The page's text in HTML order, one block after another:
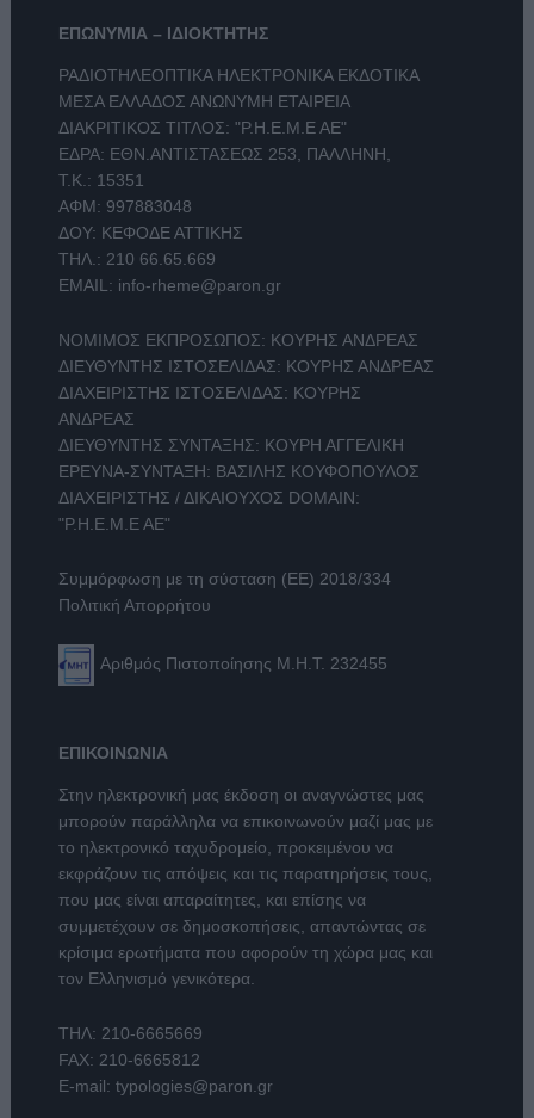
ΕΠΩΝΥΜΙΑ – ΙΔΙΟΚΤΗΤΗΣ
ΡΑΔΙΟΤΗΛΕΟΠΤΙΚΑ ΗΛΕΚΤΡΟΝΙΚΑ ΕΚΔΟΤΙΚΑ
ΜΕΣΑ ΕΛΛΑΔΟΣ ΑΝΩΝΥΜΗ ΕΤΑΙΡΕΙΑ
ΔΙΑΚΡΙΤΙΚΟΣ ΤΙΤΛΟΣ: "Ρ.Η.Ε.Μ.Ε ΑΕ"
ΕΔΡΑ: ΕΘΝ.ΑΝΤΙΣΤΑΣΕΩΣ 253, ΠΑΛΛΗΝΗ,
Τ.Κ.: 15351
ΑΦΜ: 997883048
ΔΟΥ: ΚΕΦΟΔΕ ΑΤΤΙΚΗΣ
ΤΗΛ.: 210 66.65.669
EMAIL: info-rheme@paron.gr
ΝΟΜΙΜΟΣ ΕΚΠΡΟΣΩΠΟΣ: ΚΟΥΡΗΣ ΑΝΔΡΕΑΣ
ΔΙΕΥΘΥΝΤΗΣ ΙΣΤΟΣΕΛΙΔΑΣ: ΚΟΥΡΗΣ ΑΝΔΡΕΑΣ
ΔΙΑΧΕΙΡΙΣΤΗΣ ΙΣΤΟΣΕΛΙΔΑΣ: ΚΟΥΡΗΣ
ΑΝΔΡΕΑΣ
ΔΙΕΥΘΥΝΤΗΣ ΣΥΝΤΑΞΗΣ: ΚΟΥΡΗ ΑΓΓΕΛΙΚΗ
ΕΡΕΥΝΑ-ΣΥΝΤΑΞΗ: ΒΑΣΙΛΗΣ ΚΟΥΦΟΠΟΥΛΟΣ
ΔΙΑΧΕΙΡΙΣΤΗΣ / ΔΙΚΑΙΟΥΧΟΣ DOMAIN:
"Ρ.Η.Ε.Μ.Ε ΑΕ"
Συμμόρφωση με τη σύσταση (ΕΕ) 2018/334
Πολιτική Απορρήτου
Αριθμός Πιστοποίησης Μ.Η.Τ. 232455
ΕΠΙΚΟΙΝΩΝΙΑ
Στην ηλεκτρονική μας έκδοση οι αναγνώστες μας
μπορούν παράλληλα να επικοινωνούν μαζί μας με
το ηλεκτρονικό ταχυδρομείο, προκειμένου να
εκφράζουν τις απόψεις και τις παρατηρήσεις τους,
που μας είναι απαραίτητες, και επίσης να
συμμετέχουν σε δημοσκοπήσεις, απαντώντας σε
κρίσιμα ερωτήματα που αφορούν τη χώρα μας και
τον Ελληνισμό γενικότερα.
ΤΗΛ: 210-6665669
FAX: 210-6665812
E-mail: typologies@paron.gr